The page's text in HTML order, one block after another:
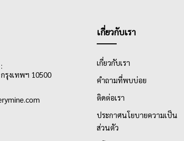
รุงเทพฯ 10500
เกี่ยวกับเรา
เกี่ยวกับเรา
คำถามที่พบบ่อย
ติดต่อเรา
ประกาศนโยบายความเป็น
ส่วนตัว